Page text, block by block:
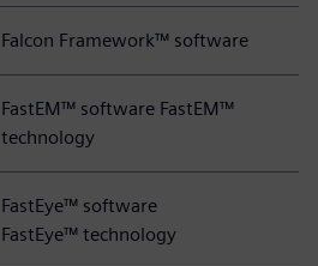
Falcon Framework™ software
FastEM™ software FastEM™
technology
FastEye™ software
FastEye™ technology